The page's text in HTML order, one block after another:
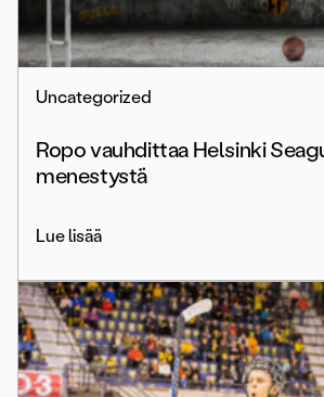
Uncategorized
Ropo vauhdittaa Helsinki
menestystä
Lue lisää